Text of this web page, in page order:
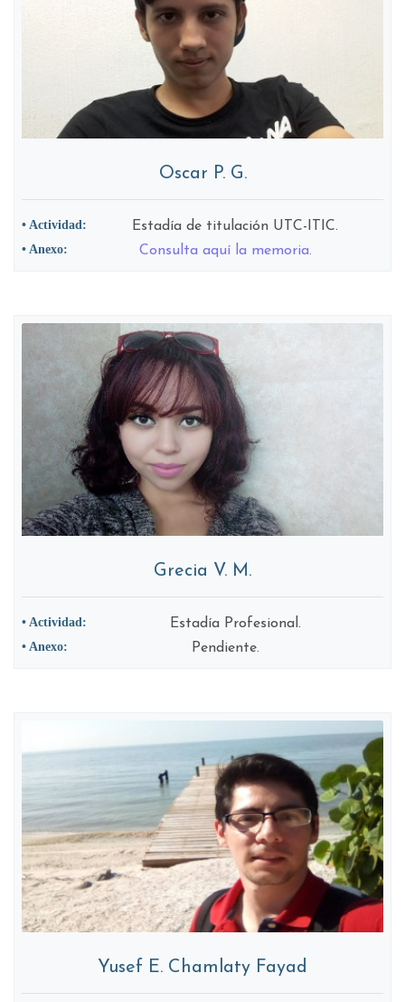
Oscar P. G.
• Actividad: Estadía de titulación UTC-ITIC.
• Anexo: Consulta aquí la memoria.
Grecia V. M.
• Actividad: Estadía Profesional.
• Anexo: Pendiente.
Yusef E. Chamlaty Fayad